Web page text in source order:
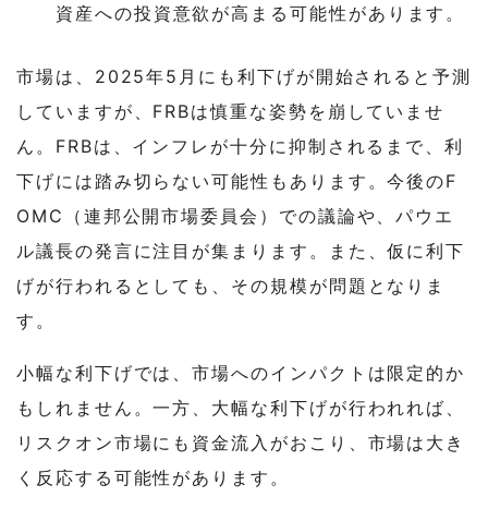
資産への投資意欲が高まる可能性があります。
市場は、2025年5月にも利下げが開始されると予測
していますが、FRBは慎重な姿勢を崩していませ
ん。FRBは、インフレが十分に抑制されるまで、利
下げには踏み切らない可能性もあります。今後のF
OMC（連邦公開市場委員会）での議論や、パウエ
ル議長の発言に注目が集まります。また、仮に利下
げが行われるとしても、その規模が問題となりま
す。
小幅な利下げでは、市場へのインパクトは限定的か
もしれません。一方、大幅な利下げが行われれば、
リスクオン市場にも資金流入がおこり、市場は大き
く反応する可能性があります。